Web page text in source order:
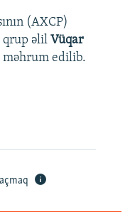
(AXCP)
qrup əlil Vüqar
məhrum edilib.